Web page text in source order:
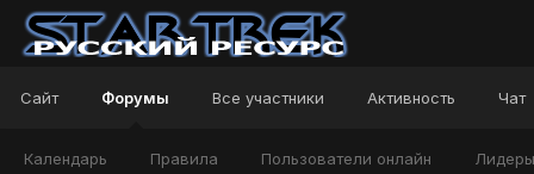
Сайт Форумы
Календарь Правила Пользователи онлайн Лидеры
Все участники Активность Чат